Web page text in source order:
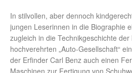
In stilvollen, aber dennoch
jungen Leserinnen in die Biographie
zugleich in die Technikgeschichte
hochverehrten „Auto-Gesellschaft“
der Erfinder Carl Benz auch einen